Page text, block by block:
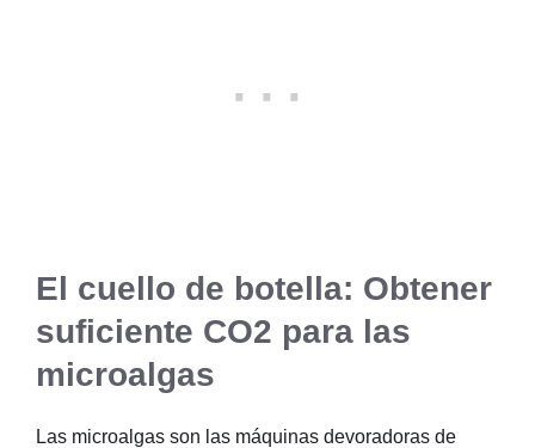
El cuello de botella: Obtener
suficiente CO2 para las
microalgas
Las microalgas son las máquinas devoradoras de